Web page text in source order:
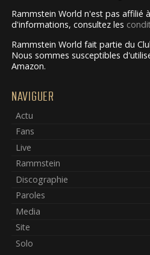
Rammstein World n'est pas affilié
d'informations, consultez les
Rammstein World fait partie du
Nous sommes susceptibles
Amazon.
NAVIGUER
Actu
Fans
Live
Rammstein
Discographie
Paroles
Media
Site
Solo